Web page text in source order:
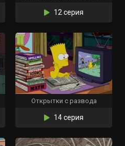
12 серия
Открытки с развода
14 серия